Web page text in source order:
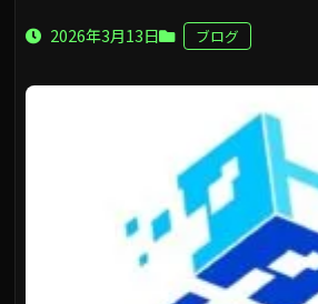
2026年3月13日 ブログ